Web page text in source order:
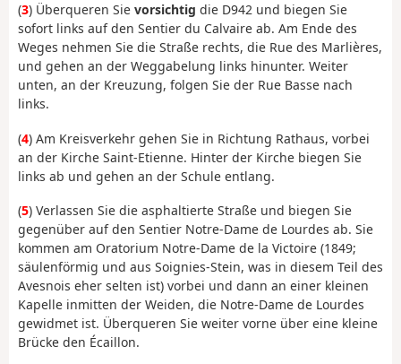
(3) Überqueren Sie vorsichtig die D942 und biegen Sie
sofort links auf den Sentier du Calvaire ab. Am Ende des
Weges nehmen Sie die Straße rechts, die Rue des Marlières,
und gehen an der Weggabelung links hinunter. Weiter
unten, an der Kreuzung, folgen Sie der Rue Basse nach
links.
(4) Am Kreisverkehr gehen Sie in Richtung Rathaus, vorbei
an der Kirche Saint-Etienne. Hinter der Kirche biegen Sie
links ab und gehen an der Schule entlang.
(5) Verlassen Sie die asphaltierte Straße und biegen Sie
gegenüber auf den Sentier Notre-Dame de Lourdes ab. Sie
kommen am Oratorium Notre-Dame de la Victoire (1849;
säulenförmig und aus Soignies-Stein, was in diesem Teil des
Avesnois eher selten ist) vorbei und dann an einer kleinen
Kapelle inmitten der Weiden, die Notre-Dame de Lourdes
gewidmet ist. Überqueren Sie weiter vorne über eine kleine
Brücke den Écaillon.